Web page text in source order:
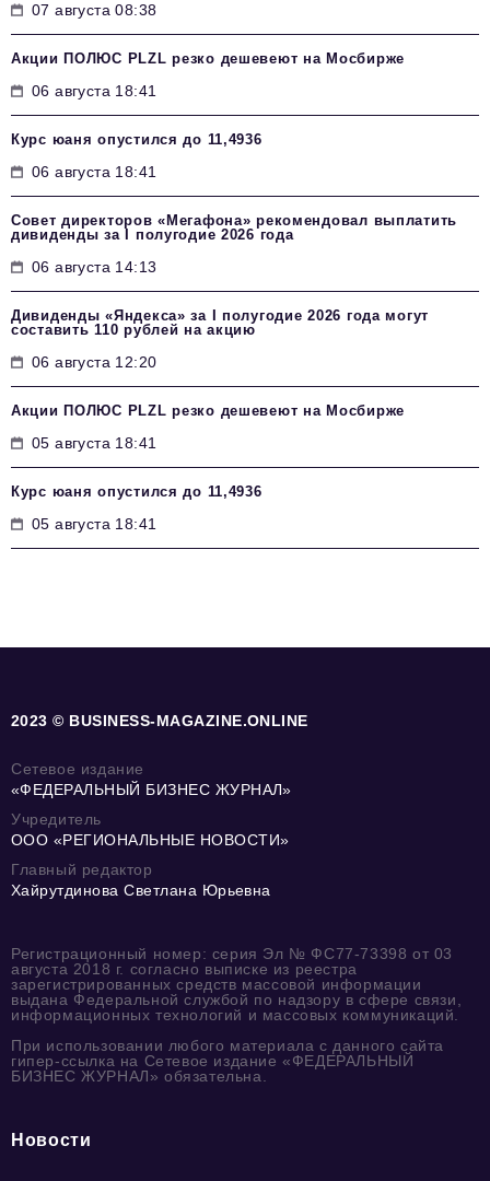
07 августа 08:38
Акции ПОЛЮС PLZL резко дешевеют на Мосбирже
06 августа 18:41
Курс юаня опустился до 11,4936
06 августа 18:41
Совет директоров «Мегафона» рекомендовал выплатить
дивиденды за I полугодие 2026 года
06 августа 14:13
Дивиденды «Яндекса» за I полугодие 2026 года могут
составить 110 рублей на акцию
06 августа 12:20
Акции ПОЛЮС PLZL резко дешевеют на Мосбирже
05 августа 18:41
Курс юаня опустился до 11,4936
05 августа 18:41
2023 © BUSINESS-MAGAZINE.ONLINE
Сетевое издание
«ФЕДЕРАЛЬНЫЙ БИЗНЕС ЖУРНАЛ»
Учредитель
ООО «РЕГИОНАЛЬНЫЕ НОВОСТИ»
Главный редактор
Хайрутдинова Светлана Юрьевна
Регистрационный номер: серия Эл № ФС77-73398 от 03
августа 2018 г. согласно выписке из реестра
зарегистрированных средств массовой информации
выдана Федеральной службой по надзору в сфере связи,
информационных технологий и массовых коммуникаций.
При использовании любого материала с данного сайта
гипер-ссылка на Сетевое издание «ФЕДЕРАЛЬНЫЙ
БИЗНЕС ЖУРНАЛ» обязательна.
Новости